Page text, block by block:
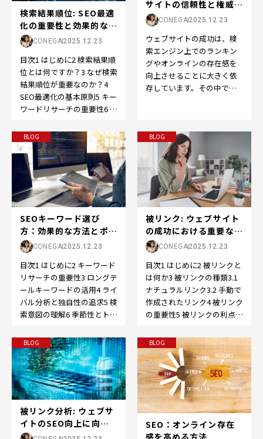
検索結果順位: SEO最適
化の重要性と効果的な戦
略 CONEGA2025.12.23
目次1 はじめに2 検索結果順
位とは何ですか？3 なぜ検索
結果順位が重要なのか？4
SEO最適化の基本原則5 キー
ワードリサーチの重要性6 コ
タ…
サイトの信頼性と権威の
向上をサポート...
CONEGA2025.12.23
ウェブサイトの成功は、検
索エンジン上でのランキン
グやオンラインの存在感を
向上させることに大きく依
存しています。その中で
BLOG
SEOキーワード選び
方：効果的な方法とポイ
ントCONEGA2025.12.23
目次1 はじめに2 キーワード
リサーチの重要性3 ロングテ
ールキーワードの活用4 ライ
バル分析と独自性の追求5 検
索意図の理解6 季節性とトレ
の…
BLOG
被リンク: ウェブサイト
の成功における重要な役
割 CONEGA2025.12.23
目次1 はじめに2 被リンクと
は何か3 被リンクの種類3.1
ナチュラルリンク3.2 手動で
作成されたリンク4 被リンク
の重要性5 被リンクの利点
BLOG
被リンク分析: ウェブサ
イトのSEO向上に向け
た重要なステッ...
BLOG
SEO：オンライン存在